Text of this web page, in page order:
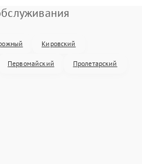
Кировский
Первомайский Пролетарский